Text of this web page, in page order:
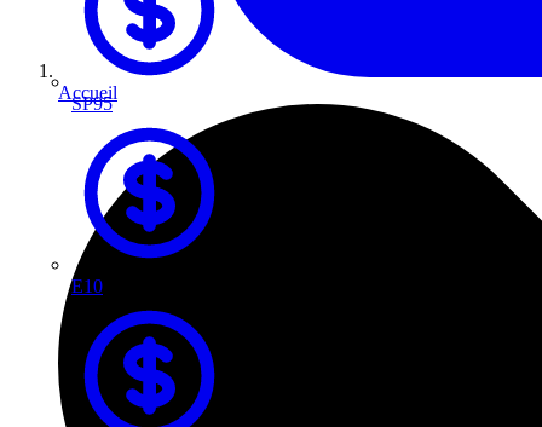
SP95
E10
Accueil